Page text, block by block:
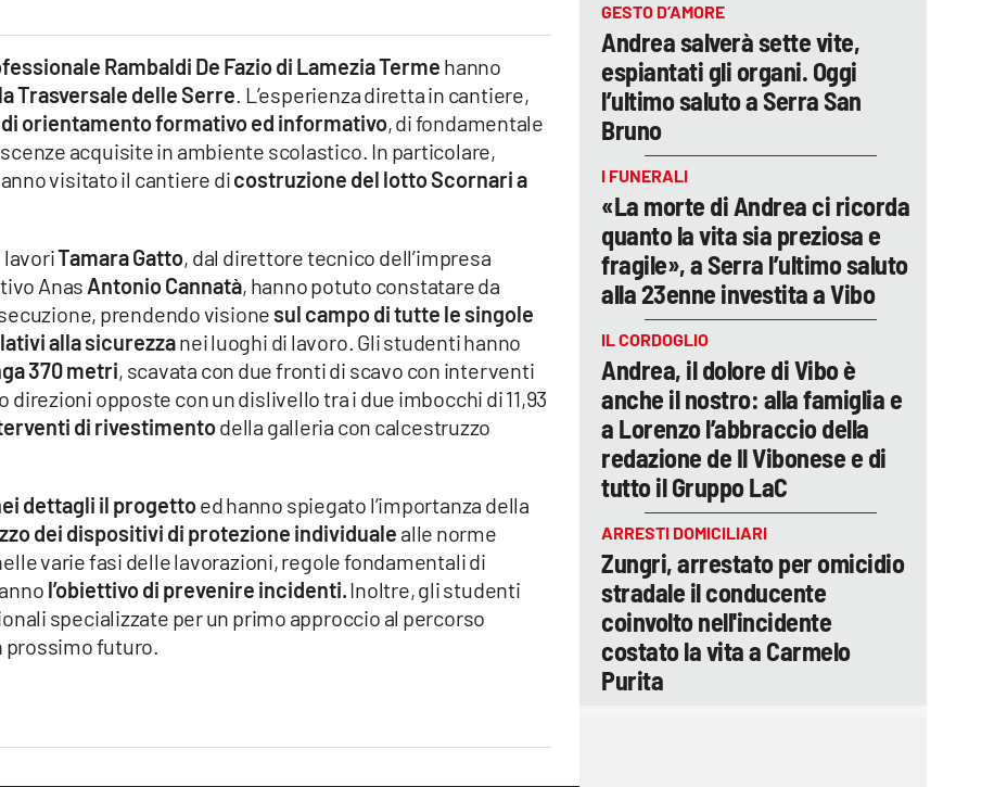
Rambaldi De Fazio di Lamezia Terme hanno
Trasversale delle Serre. L’esperienza diretta in cantiere,
orientamento formativo ed informativo, di fondamentale
acquisite in ambiente scolastico. In particolare,
visitato il cantiere dicostruzione del lotto Scornari a
lavoriTamara Gatto, dal direttore tecnico dell’impresa
Anas Antonio Cannatà, hanno potuto constatare da
prendendo visione sul campo di tutte le singole
alla sicurezzanei luoghi di lavoro. Gli studenti hanno
370 metri, scavata con due fronti di scavo con interventi
opposte con un dislivello tra i due imbocchi di 11,93
di rivestimentodella galleria con calcestruzzo
dettagli il progettoed hanno spiegato l’importanza della
dei dispositivi di protezione individuale alle norme
varie fasi delle lavorazioni, regole fondamentali di
l’obiettivo di prevenire incidenti.Inoltre, gli studenti
specializzate per un primo approccio al percorso
prossimo futuro.
GESTO D’AMORE
Andrea salverà sette vite,
espiantati gli organi. Oggi
l’ultimo saluto a Serra San
Bruno
I FUNERALI
«La morte di Andrea ci ricorda
quanto la vita sia preziosa e
fragile», a Serra l’ultimo saluto
alla 23enne investita a Vibo
IL CORDOGLIO
Andrea, il dolore di Vibo è
anche il nostro: alla famiglia e
a Lorenzo l’abbraccio della
redazione de Il Vibonese e di
tutto il Gruppo LaC
ARRESTI DOMICILIARI
Zungri, arrestato per omicidio
stradale il conducente
coinvolto nell'incidente
costato la vita a Carmelo
Purita